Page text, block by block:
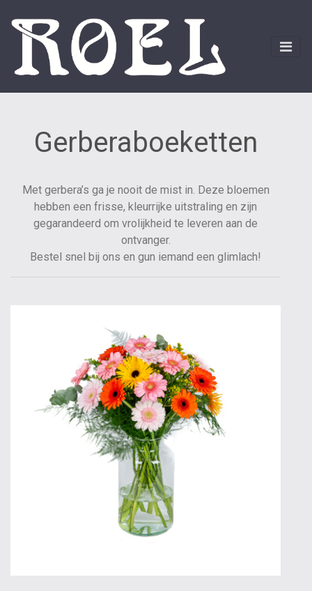
Gerberaboeketten
Met gerbera’s ga je nooit de mist in. Deze bloemen
hebben een frisse, kleurrijke uitstraling en zijn
gegarandeerd om vrolijkheid te leveren aan de
ontvanger.
Bestel snel bij ons en gun iemand een glimlach!